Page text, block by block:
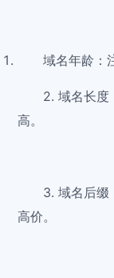
域名年龄：
2. 域名长度
高。
3. 域名后缀
高价。